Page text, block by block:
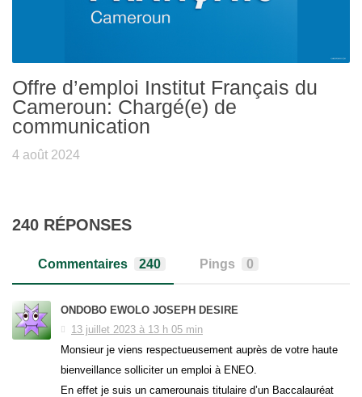
Offre d’emploi Institut Français du
Cameroun: Chargé(e) de
communication
4 août 2024
240 RÉPONSES
Commentaires 240 Pings 0
ONDOBO EWOLO JOSEPH DESIRE
13 juillet 2023 à 13 h 05 min
Monsieur je viens respectueusement auprès de votre haute
bienveillance solliciter un emploi à ENEO.
En effet je suis un camerounais titulaire d’un Baccalauréat